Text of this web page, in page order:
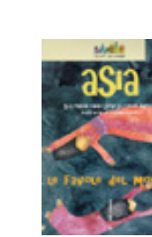
AGGIUNGI AL
CARRELLO